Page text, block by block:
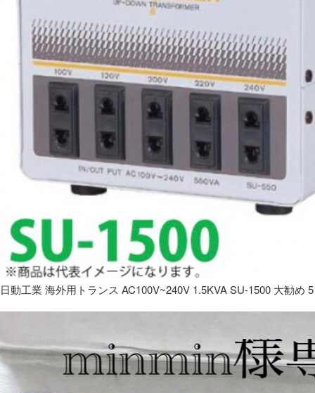
日動工業 海外用トランス AC100V~240V 1.5KVA SU-1500 大勧め